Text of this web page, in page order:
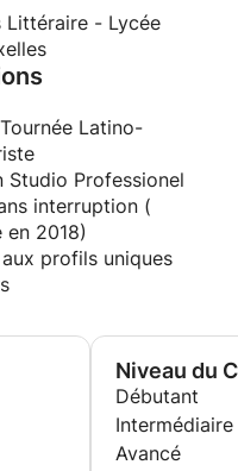
pouvez également
guitares à 7
titre plus personnel
à mon métier de
toujours disponible
courtes vidéos
aux élèves qui me
pour un rappel ou
en théorie ou une
:
sa guitare :
Littéraire - Lycée
Latino-
Studio Professionel
en 2018)
profils uniques
Niveau du
Débutant
Intermédiaire
Avancé